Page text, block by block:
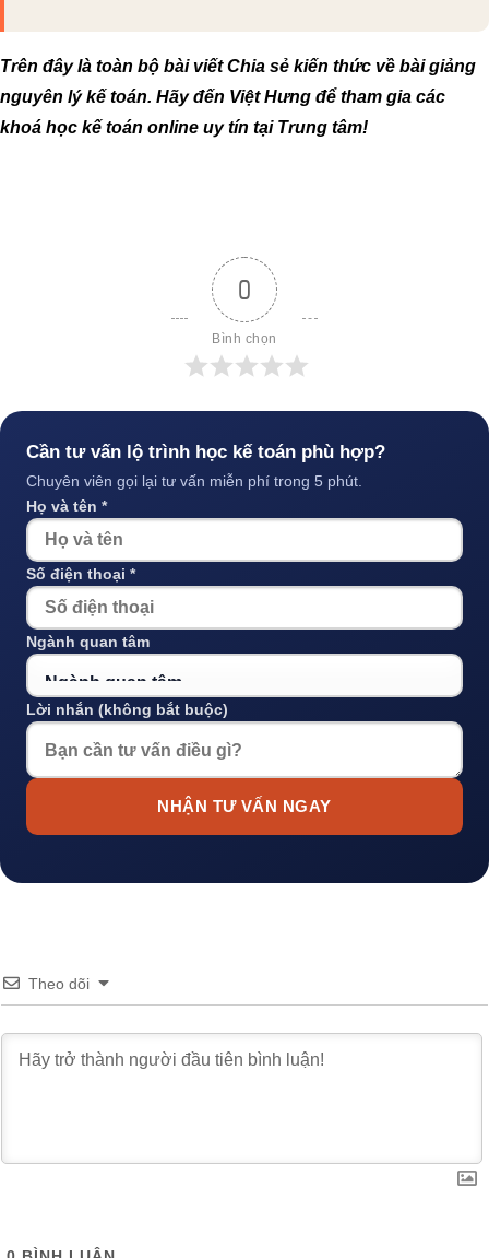
Trên đây là toàn bộ bài viết Chia sẻ kiến thức về bài giảng
nguyên lý kế toán. Hãy đến Việt Hưng để tham gia các
khoá học kế toán online uy tín tại Trung tâm!
0
Bình chọn
Cần tư vấn lộ trình học kế toán phù hợp?
Chuyên viên gọi lại tư vấn miễn phí trong 5 phút.
Họ và tên *
Số điện thoại *
Ngành quan tâm
Lời nhắn (không bắt buộc)
NHẬN TƯ VẤN NGAY
Theo dõi